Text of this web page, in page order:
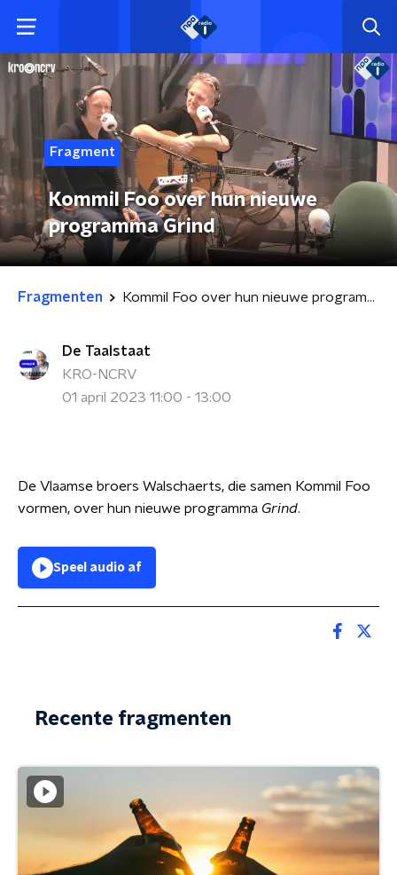
Fragment
Kommil Foo over hun nieuwe
programma Grind
Fragmenten Kommil Foo over hun nieuwe programma Grind
De Taalstaat
KRO-NCRV
01 april 2023 11:00 - 13:00
De Vlaamse broers Walschaerts, die samen Kommil Foo
vormen, over hun nieuwe programma Grind.
Speel audio af
Recente fragmenten